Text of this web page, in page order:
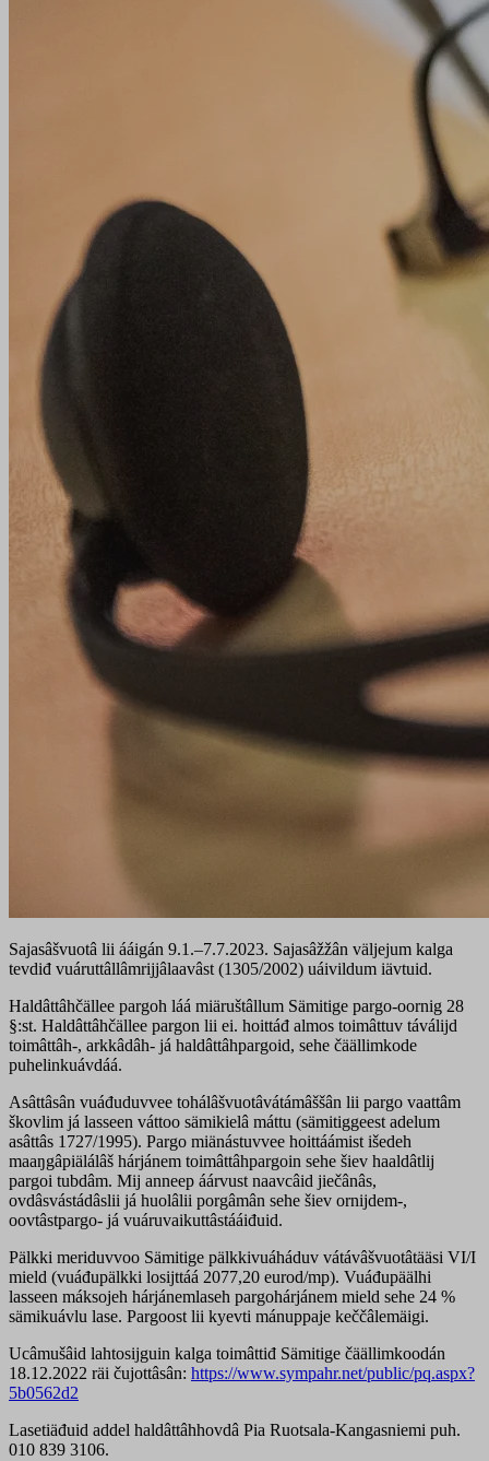
Sajasâšvuotâ lii ááigán 9.1.–7.7.2023. Sajasâžžân väljejum kalga
tevdiđ vuáruttâllâmrijjâlaavâst (1305/2002) uáivildum iävtuid.
Haldâttâhčällee pargoh láá miäruštâllum Sämitige pargo-oornig 28
§:st. Haldâttâhčällee pargon lii ei. hoittáđ almos toimâttuv táválijd
toimâttâh-, arkkâdâh- já haldâttâhpargoid, sehe čäällimkode
puhelinkuávdáá.
Asâttâsân vuáđuduvvee tohálâšvuotâvátámâššân lii pargo vaattâm
škovlim já lasseen váttoo sämikielâ máttu (sämitiggeest adelum
asâttâs 1727/1995). Pargo miänástuvvee hoittáámist išedeh
maaŋgâpiälálâš hárjánem toimâttâhpargoin sehe šiev haaldâtlij
pargoi tubdâm. Mij anneep áárvust naavcâid jiečânâs,
ovdâsvástádâslii já huolâlii porgâmân sehe šiev ornijdem-,
oovtâstpargo- já vuáruvaikuttâstááiđuid.
Pälkki meriduvvoo Sämitige pälkkivuáháduv vátávâšvuotâtääsi VI/I
mield (vuáđupälkki losijttáá 2077,20 eurod/mp). Vuáđupäälhi
lasseen máksojeh hárjánemlaseh pargohárjánem mield sehe 24 %
sämikuávlu lase. Pargoost lii kyevti mánuppaje keččâlemäigi.
Ucâmušâid lahtosijguin kalga toimâttiđ Sämitige čäällimkoodán
18.12.2022 räi čujottâsân: https://www.sympahr.net/public/pq.aspx?
5b0562d2
Lasetiäđuid addel haldâttâhhovdâ Pia Ruotsala-Kangasniemi puh.
010 839 3106.